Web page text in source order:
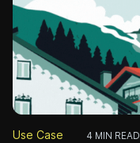
Use Case 4 MIN READ